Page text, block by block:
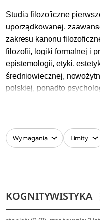
pozyskiwać fundusze
Studia pomogą Ci też
obcych.
Studia filozoficzne
uporządkowanej,
zakresu kanonu
filozofii, logiki formalnej i
epistemologii, etyki,
średniowiecznej,
polskiej, ponadto
różnorodną tematykę,
językach obcych) – dzięki
dostosować program
innych kierunków studiów
dedykowane dla kierunku
Wymagania Limity
KOGNITYWISTYKA